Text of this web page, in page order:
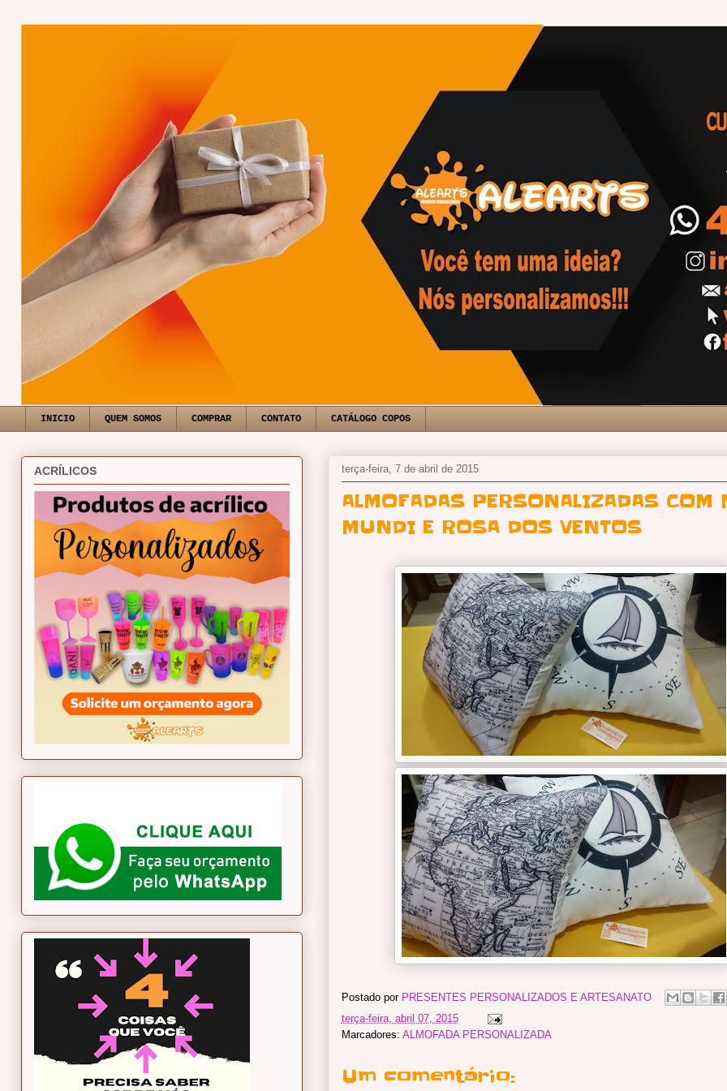
INICIO QUEM SOMOS COMPRAR CONTATO CATÁLOGO COPOS
terça-feira, 7 de abril de 2015
ALMOFADAS PERSONALIZADAS COM
MUNDI E ROSA DOS VENTOS
Postado por PRESENTES PERSONALIZADOS E ARTESANATO
terça-feira, abril 07, 2015
Marcadores: ALMOFADA PERSONALIZADA
Um comentário:
ACRÍLICOS